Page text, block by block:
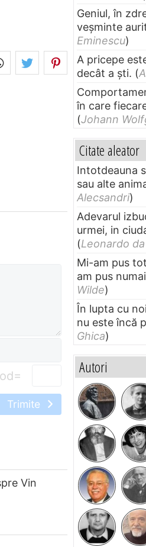
=
Trimite
Vin
Geniul, în
veşminte
Eminescu)
A pricepe
decât a ști. (
în care
(Johann
Citate aleator
Intotdeauna
sau alte
Alecsandri)
Adevarul
urmei, in
(Leonardo
Mi-am pus
am pus
Wilde)
În lupta cu
nu este încă
Ghica)
Autori